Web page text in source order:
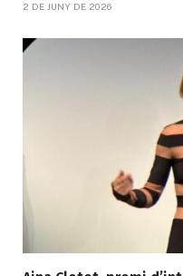
2 DE JUNY DE 2026